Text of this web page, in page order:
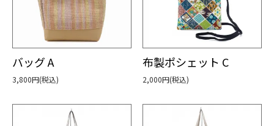
バッグ A
3,800円(税込)
布製ポシェット C
2,000円(税込)